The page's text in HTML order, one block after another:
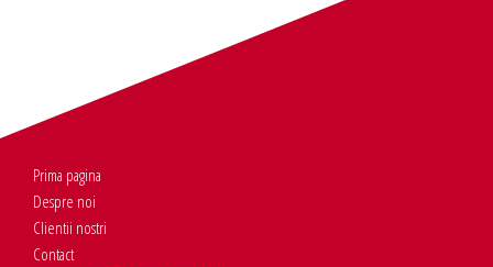
Prima pagina
Despre noi
Clientii nostri
Contact